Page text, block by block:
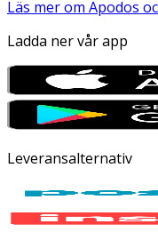
Läs mer om Apodos
Ladda ner vår app
Leveransalternativ